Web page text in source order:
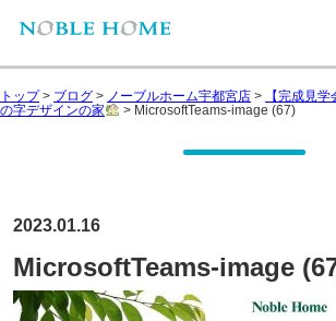
トップ> ブログ > ノーブルホーム宇都宮店 >
【完成見
の字デザインの家
> MicrosoftTeams-image (67)
2023.01.16
MicrosoftTeams-image